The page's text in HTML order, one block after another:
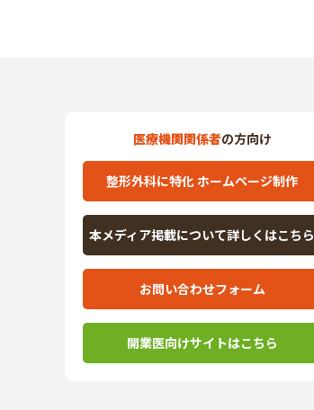
医療機関関係者の方向け
整形外科に特化 ホームページ制作
本メディア掲載について詳しくはこちら
お問い合わせフォーム
開業医向けサイトはこちら